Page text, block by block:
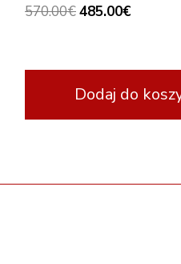
570.00€Original
570.00€.
485.00€Current
Dodaj do